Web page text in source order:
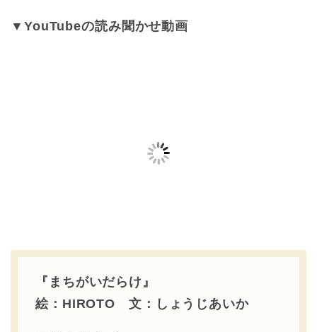
▼YouTubeの読み聞かせ動画
『まちがいだらけ』
絵：HIROTO 文：しょうじあいか